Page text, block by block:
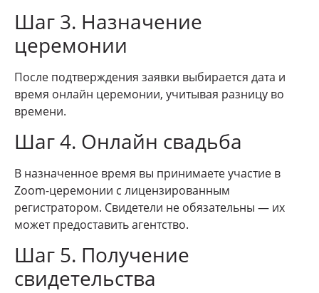
Шаг 3. Назначение
церемонии
После подтверждения заявки выбирается дата и
время онлайн церемонии, учитывая разницу во
времени.
Шаг 4. Онлайн свадьба
В назначенное время вы принимаете участие в
Zoom-церемонии с лицензированным
регистратором. Свидетели не обязательны — их
может предоставить агентство.
Шаг 5. Получение
свидетельства